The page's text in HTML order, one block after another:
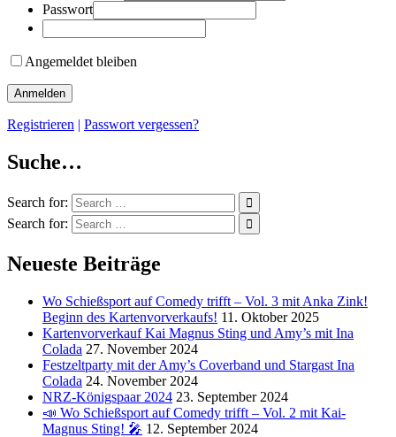
Passwort
Angemeldet bleiben
Registrieren | Passwort vergessen?
Suche…
Search for:
Search for:
Neueste Beiträge
Wo Schießsport auf Comedy trifft – Vol. 3 mit Anka Zink!
Beginn des Kartenvorverkaufs! 11. Oktober 2025
Kartenvorverkauf Kai Magnus Sting und Amy’s mit Ina
Colada 27. November 2024
Festzeltparty mit der Amy’s Coverband und Stargast Ina
Colada 24. November 2024
NRZ-Königspaar 2024 23. September 2024
📣 Wo Schießsport auf Comedy trifft – Vol. 2 mit Kai-
Magnus Sting! 🎤 12. September 2024